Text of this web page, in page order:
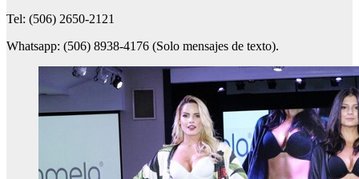
Tel: (506) 2650-2121
Whatsapp: (506) 8938-4176 (Solo mensajes de texto).